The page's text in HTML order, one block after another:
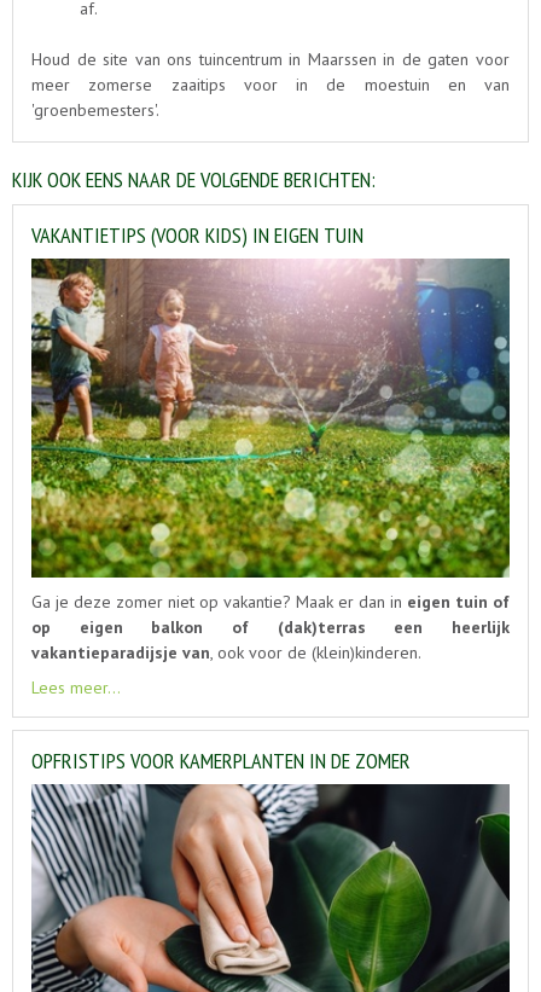
af.
Houd de site van ons tuincentrum in Maarssen in de gaten voor
meer zomerse zaaitips voor in de moestuin en van
'groenbemesters'.
KIJK OOK EENS NAAR DE VOLGENDE BERICHTEN:
VAKANTIETIPS (VOOR KIDS) IN EIGEN TUIN
Ga je deze zomer niet op vakantie? Maak er dan in eigen tuin of
op eigen balkon of (dak)terras een heerlijk
vakantieparadijsje van , ook voor de (klein)kinderen.
Lees meer...
OPFRISTIPS VOOR KAMERPLANTEN IN DE ZOMER